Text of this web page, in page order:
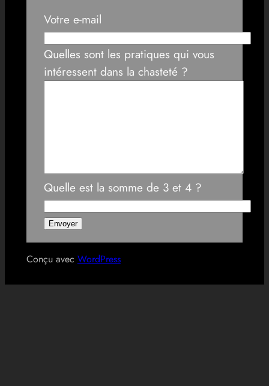
Votre e-mail
Quelles sont les pratiques qui vous
intéressent dans la chasteté ?
Quelle est la somme de 3 et 4 ?
Conçu avec WordPress